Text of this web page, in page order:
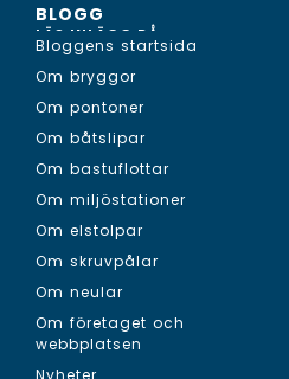
BLOGG
LÄS INLÄGG PÅ...
Bloggens startsida
Om bryggor
Om pontoner
Om båtslipar
Om bastuflottar
Om miljöstationer
Om elstolpar
Om skruvpålar
Om neular
Om företaget och
webbplatsen
Nyheter